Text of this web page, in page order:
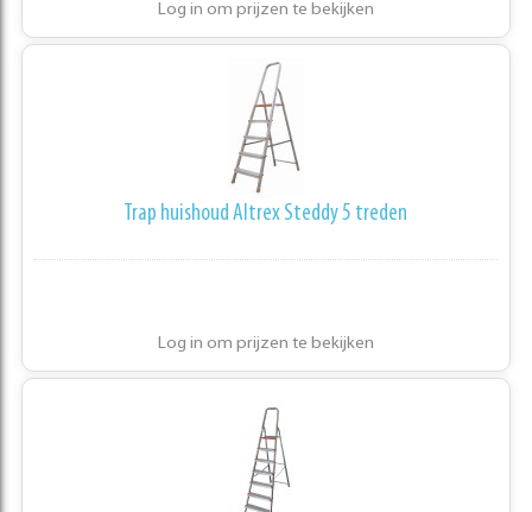
Log in om prijzen te bekijken
Trap huishoud Altrex Steddy 5 treden
Log in om prijzen te bekijken